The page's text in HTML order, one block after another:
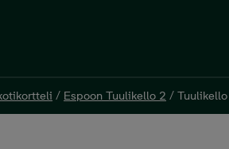
/ Espoon Tuulikello 2 /
/ Espoon Tuulikello 2 /